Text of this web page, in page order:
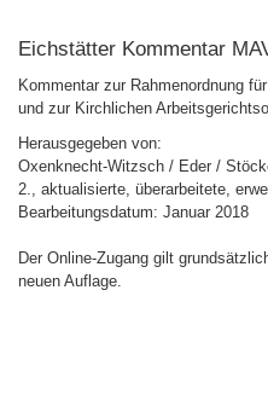
Eichstätter Kommentar
Kommentar zur Rahmenordnung
und zur Kirchlichen
Herausgegeben von:
Oxenknecht-Witzsch / Eder /
2., aktualisierte, überarbeitete,
Bearbeitungsdatum: Januar 2018
Der Online-Zugang gilt
neuen Auflage.